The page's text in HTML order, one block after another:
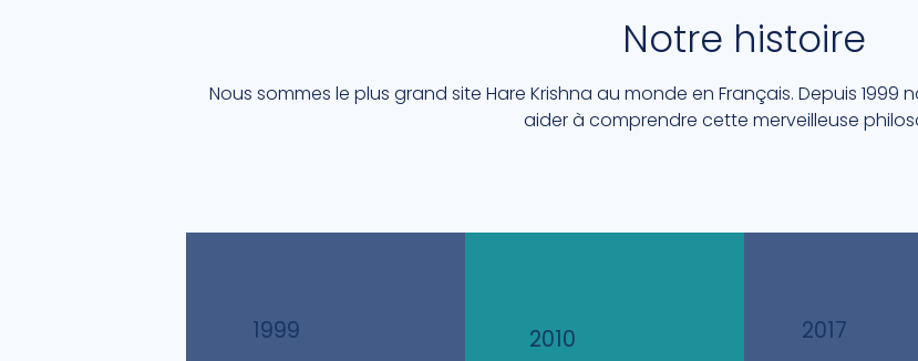
Notre histoire
Nous sommes le plus grand site Hare Krishna au monde en Français. Depuis
aider à comprendre cette merveilleuse
1999 2010 2017